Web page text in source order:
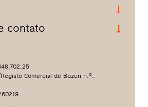
contato
Comercial de Bozen n.º: